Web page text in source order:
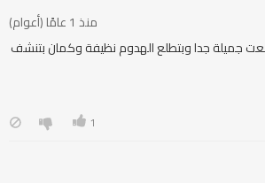
منذ 1 عامًا (أعوام)
جميلة جدا وبتطلع الهدوم نظيفة وكمان بتنشف
1